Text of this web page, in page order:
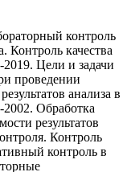
контроль
Контроль качества
Цели и задачи
проведении
анализа в
Обработка
результатов
Контроль
контроль в